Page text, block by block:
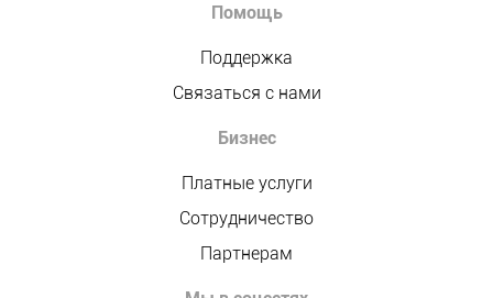
Помощь
Поддержка
Связаться с нами
Бизнес
Платные услуги
Сотрудничество
Партнерам